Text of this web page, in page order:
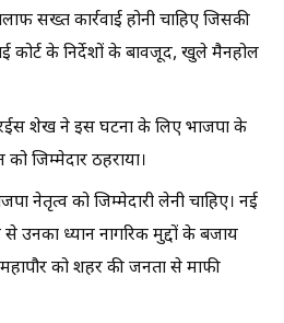
सख्त कार्रवाई होनी चाहिए जिसकी
कोर्ट के निर्देशों के बावजूद, खुले मैनहोल
रईस शेख ने इस घटना के लिए भाजपा के
जिम्मेदार ठहराया।
नेतृत्व को जिम्मेदारी लेनी चाहिए। नई
उनका ध्यान नागरिक मुद्दों के बजाय
को शहर की जनता से माफी